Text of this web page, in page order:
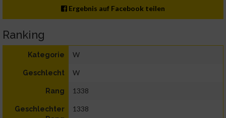
Ergebnis auf Facebook teilen
Ranking
Kategorie W
Geschlecht W
Rang 1338
Geschlechter
1338